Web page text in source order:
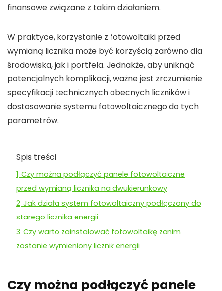
finansowe związane z takim działaniem.
W praktyce, korzystanie z fotowoltaiki przed
wymianą licznika może być korzyścią zarówno dla
środowiska, jak i portfela. Jednakże, aby uniknąć
potencjalnych komplikacji, ważne jest zrozumienie
specyfikacji technicznych obecnych liczników i
dostosowanie systemu fotowoltaicznego do tych
parametrów.
Spis treści
1 Czy można podłączyć panele fotowoltaiczne
przed wymianą licznika na dwukierunkowy
2 Jak działa system fotowoltaiczny podłączony do
starego licznika energii
3 Czy warto zainstalować fotowoltaikę zanim
zostanie wymieniony licznik energii
Czy można podłączyć panele